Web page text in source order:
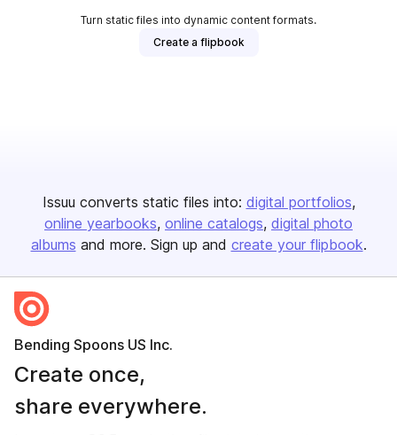
Turn static files into dynamic content formats.
Create a flipbook
Issuu converts static files into: digital portfolios
online yearbooks online catalogs digital photo
albums and more. Sign up and create your flipbook.
Bending Spoons US Inc.
Create once,
share everywhere.